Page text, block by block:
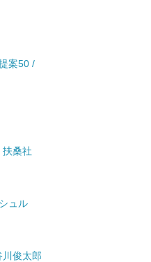
案50 /
桑社
ュル
俊太郎